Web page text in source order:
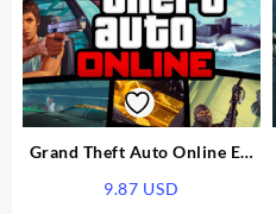
Grand Theft Auto Online EU
9.87 USD